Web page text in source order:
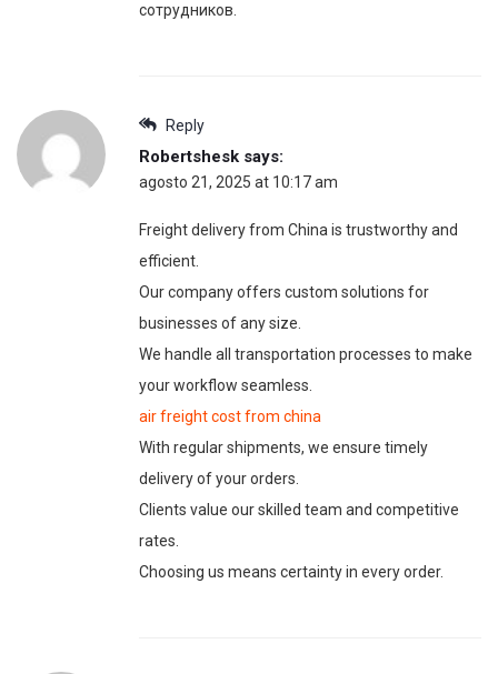
сотрудников.
Reply
Robertshesk says:
agosto 21, 2025 at 10:17 am
Freight delivery from China is trustworthy and
efficient.
Our company offers custom solutions for
businesses of any size.
We handle all transportation processes to make
your workflow seamless.
air freight cost from china
With regular shipments, we ensure timely
delivery of your orders.
Clients value our skilled team and competitive
rates.
Choosing us means certainty in every order.